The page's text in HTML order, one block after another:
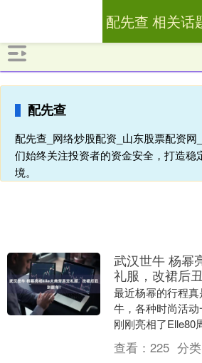
配先查
配先查_网络炒股配资_山东股票配资网
们始终关注投资者的资金安全，打造稳
境。
配先查 相关话
武汉世牛 杨幂
礼服，改裙后
最近杨幂的行程
牛，各种时尚活
刚刚亮相了Elle80
型也第一时间曝
这次拍摄....
查看： 225 分类